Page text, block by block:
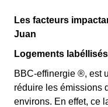
Les facteurs
Juan
Logements
BBC-effinergie ®, est
réduire les émissions
environs. En effet, ce